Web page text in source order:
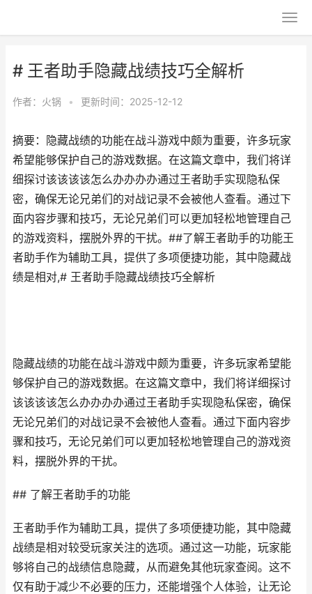
# 王者助手隐藏战绩技巧全解析
作者： 火锅 • 更新时间：2025-12-12
摘要：隐藏战绩的功能在战斗游戏中颇为重要，许多玩家
希望能够保护自己的游戏数据。在这篇文章中，我们将详
细探讨该该该该怎么办办办办通过王者助手实现隐私保
密，确保无论兄弟们的对战记录不会被他人查看。通过下
面内容步骤和技巧，无论兄弟们可以更加轻松地管理自己
的游戏资料，摆脱外界的干扰。##了解王者助手的功能王
者助手作为辅助工具，提供了多项便捷功能，其中隐藏战
绩是相对,# 王者助手隐藏战绩技巧全解析
隐藏战绩的功能在战斗游戏中颇为重要，许多玩家希望能
够保护自己的游戏数据。在这篇文章中，我们将详细探讨
该该该该怎么办办办办通过王者助手实现隐私保密，确保
无论兄弟们的对战记录不会被他人查看。通过下面内容步
骤和技巧，无论兄弟们可以更加轻松地管理自己的游戏资
料，摆脱外界的干扰。
## 了解王者助手的功能
王者助手作为辅助工具，提供了多项便捷功能，其中隐藏
战绩是相对较受玩家关注的选项。通过这一功能，玩家能
够将自己的战绩信息隐藏，从而避免其他玩家查阅。这不
仅有助于减少不必要的压力，还能增强个人体验，让无论